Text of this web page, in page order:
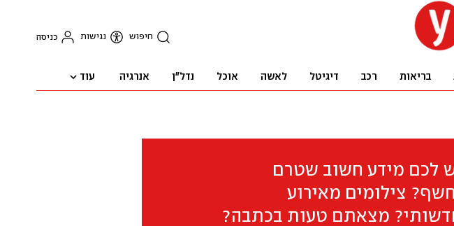
חיפוש נגישות כניסה
בריאות רכב דיגיטל לאשה אוכל נדל"ן אנרגיה עוד
לכם מידע חשוב שטרם
צילומים מאירוע
מצאתם טעות בכתבה?